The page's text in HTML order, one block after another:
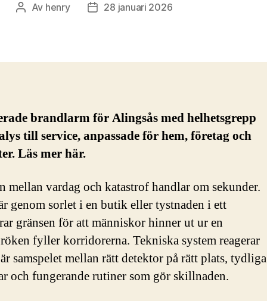
Inläggsförfattare
Av henry Inläggsdatum
28 januari 2026
brandlarm för Alingsås med helhetsgrepp
till service, anpassade för hem, företag och
Läs mer här.
mellan vardag och katastrof handlar om sekunder.
genom sorlet i en butik eller tystnaden i ett
gränsen för att människor hinner ut ur en
fyller korridorerna. Tekniska system reagerar
samspelet mellan rätt detektor på rätt plats, tydliga
och fungerande rutiner som gör skillnaden.